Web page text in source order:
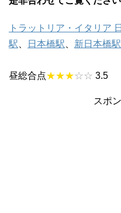
トラットリア・イタリア
駅
日本橋駅 新日本橋駅
昼総合点★★★☆☆ 3.5
スポ